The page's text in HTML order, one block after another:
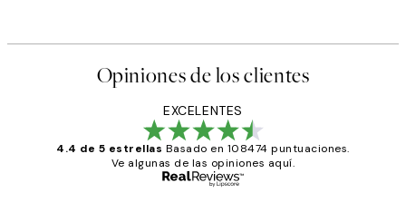
Opiniones de los clientes
EXCELENTES
4.4 de 5 estrellas Basado en 108474 puntuaciones.
Ve algunas de las opiniones aquí.